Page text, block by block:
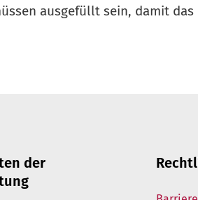
ausgefüllt sein, damit
der